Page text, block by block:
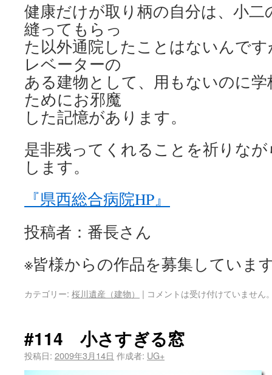
健康だけが取り柄の自分は、小
縫ってもらっ
た以外通院したことはないんで
レベーターの
ある建物として、用もないのに
ためにお邪魔
した記憶があります。
是非残ってくれることを祈りな
します。
『県西総合病院HP』
投稿者：番長さん
※皆様からの作品を募集していま
カテゴリー: 桜川遺産（建物） | コメントは受け付けていません
#114 小さすぎる窓
投稿日: 2009年3月14日 作成者: UG+